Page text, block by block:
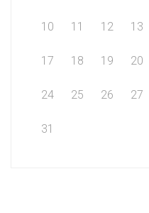
10 11 12 13
17 18 19 20
24 25 26 27
31